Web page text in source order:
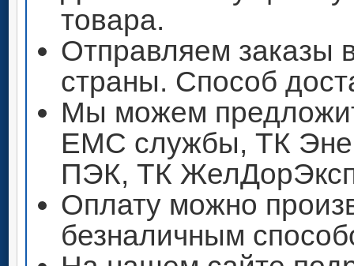
товара.
Отправляем заказы
страны. Способ
Мы можем
ЕМС службы, ТК
ПЭК, ТК
Оплату можно
безналичным